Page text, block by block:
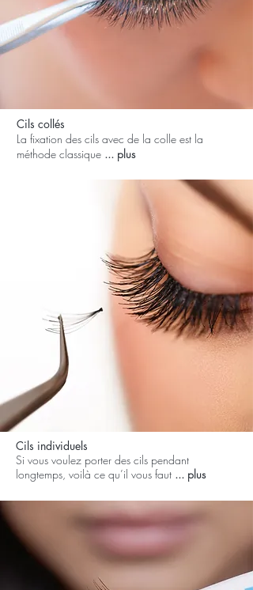
Cils collés
La fixation des cils avec de la colle est la
méthode classique ... plus
Cils individuels
Si vous voulez porter des cils pendant
longtemps, voilà ce qu’il vous faut ... plus